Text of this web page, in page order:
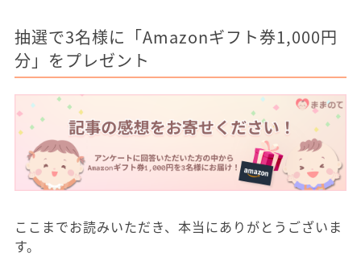
抽選で3名様に「Amazonギフト券1,000円
分」をプレゼント
ここまでお読みいただき、本当にありがとうございま
す。